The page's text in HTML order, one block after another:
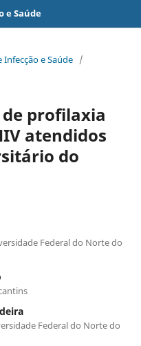
e Saúde
Infecção e Saúde /
profilaxia
atendidos
do
Federal do Norte do
Federal do Norte do